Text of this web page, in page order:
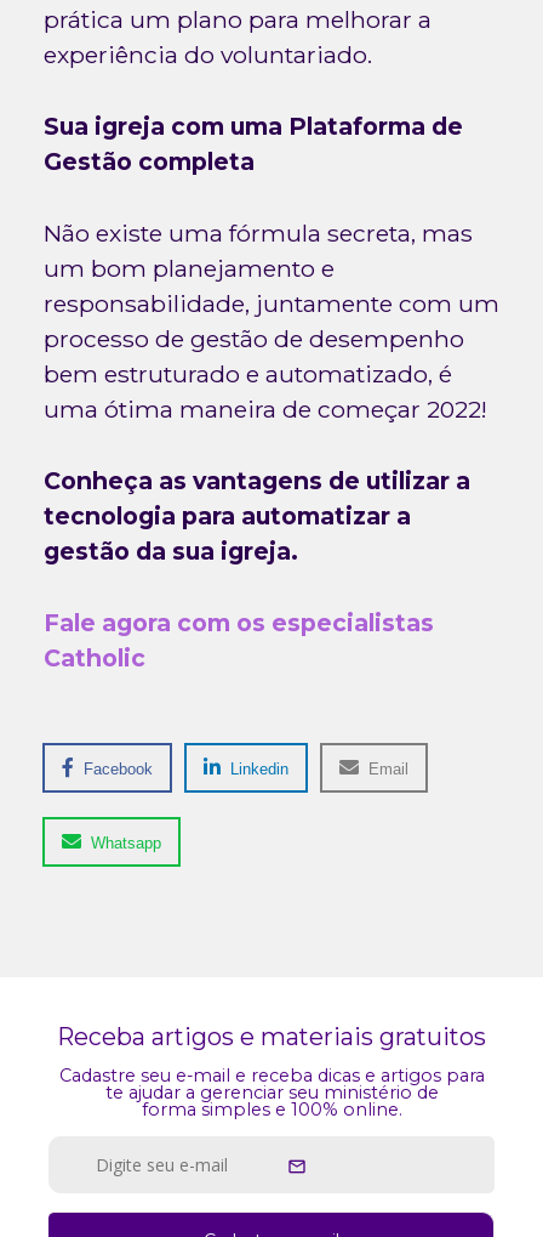
prática um plano para melhorar a
experiência do voluntariado.
Sua igreja com uma Plataforma de
Gestão completa
Não existe uma fórmula secreta, mas
um bom planejamento e
responsabilidade, juntamente com um
processo de gestão de desempenho
bem estruturado e automatizado, é
uma ótima maneira de começar 2022!
Conheça as vantagens de utilizar a
tecnologia para automatizar a
gestão da sua igreja.
Fale agora com os especialistas
Catholic
Facebook Linkedin Email
Whatsapp
Receba artigos e materiais gratuitos
Cadastre seu e-mail e receba dicas e artigos para
te ajudar a gerenciar seu ministério de
forma simples e 100% online.